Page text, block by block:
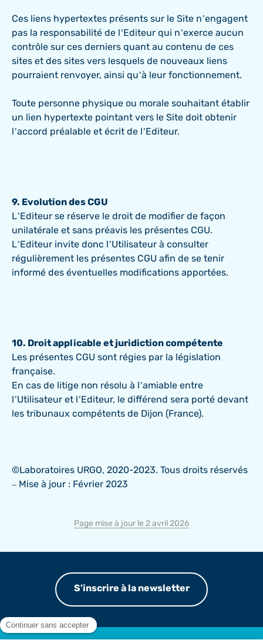
Ces liens hypertextes présents sur le Site n’engagent
pas la responsabilité de l’Editeur qui n’exerce aucun
contrôle sur ces derniers quant au contenu de ces
sites et des sites vers lesquels de nouveaux liens
pourraient renvoyer, ainsi qu’à leur fonctionnement.
Toute personne physique ou morale souhaitant établir
un lien hypertexte pointant vers le Site doit obtenir
l’accord préalable et écrit de l’Editeur.
9. Evolution des CGU
L’Editeur se réserve le droit de modifier de façon
unilatérale et sans préavis les présentes CGU.
L’Editeur invite donc l’Utilisateur à consulter
régulièrement les présentes CGU afin de se tenir
informé des éventuelles modifications apportées.
10. Droit applicable et juridiction compétente
Les présentes CGU sont régies par la législation
française.
En cas de litige non résolu à l’amiable entre
l’Utilisateur et l’Editeur, le différend sera porté devant
les tribunaux compétents de Dijon (France).
©Laboratoires URGO, 2020-2023. Tous droits réservés
– Mise à jour : Février 2023
Page mise à jour le 2 avril 2026
S'inscrire à la newsletter